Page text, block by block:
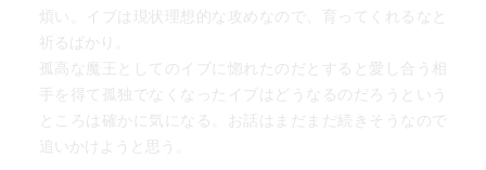
煩い。イブは現状理想的な攻めなので、育ってくれるなと
祈るばかり。
孤高な魔王としてのイブに惚れたのだとすると愛し合う相
手を得て孤独でなくなったイブはどうなるのだろうという
ところは確かに気になる。お話はまだまだ続きそうなので
追いかけようと思う。